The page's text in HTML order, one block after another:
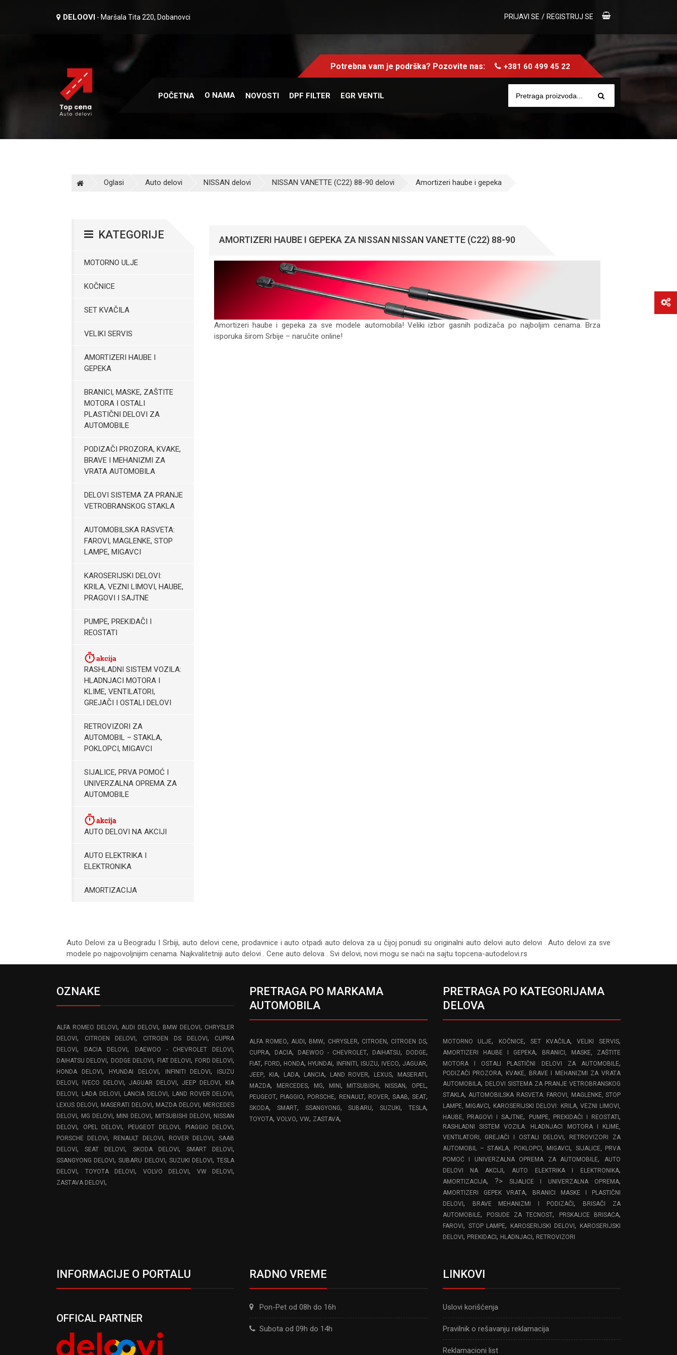
DELOOVI - Maršala Tita 220, Dobanovci PRIJAVI SE / REGISTRUJ SE
Potrebna vam je podrška? Pozovite nas: +381 60 499 45 22
POČETNA O NAMA NOVOSTI DPF FILTER EGR VENTIL
Oglasi Auto delovi NISSAN delovi NISSAN VANETTE (C22) 88-90 delovi Amortizeri haube i gepeka
KATEGORIJE
MOTORNO ULJE
KOČNICE
SET KVAČILA
VELIKI SERVIS
AMORTIZERI HAUBE I
GEPEKA
BRANICI, MASKE, ZAŠTITE
MOTORA I OSTALI
PLASTIČNI DELOVI ZA
AUTOMOBILE
PODIZAČI PROZORA, KVAKE,
BRAVE I MEHANIZMI ZA
VRATA AUTOMOBILA
DELOVI SISTEMA ZA PRANJE
VETROBRANSKOG STAKLA
AUTOMOBILSKA RASVETA:
FAROVI, MAGLENKE, STOP
LAMPE, MIGAVCI
KAROSERIJSKI DELOVI:
KRILA, VEZNI LIMOVI, HAUBE,
PRAGOVI I SAJTNE
PUMPE, PREKIDAČI I
REOSTATI
RASHLADNI SISTEM VOZILA:
HLADNJACI MOTORA I
KLIME, VENTILATORI,
GREJAČI I OSTALI DELOVI
RETROVIZORI ZA
AUTOMOBIL – STAKLA,
POKLOPCI, MIGAVCI
SIJALICE, PRVA POMOĆ I
UNIVERZALNA OPREMA ZA
AUTOMOBILE
AUTO DELOVI NA AKCIJI
AUTO ELEKTRIKA I
ELEKTRONIKA
AMORTIZACIJA
AMORTIZERI HAUBE I GEPEKA ZA NISSAN NISSAN VANETTE (C22) 88-90
Amortizeri haube i gepeka za sve modele automobila! Veliki izbor gasnih podizača po najboljim cenama. Brza
isporuka širom Srbije – naručite online!
Auto Delovi za u Beogradu I Srbiji, auto delovi cene, prodavnice i auto otpadi auto delova za u čijoj ponudi su originalni auto delovi auto delovi . Auto delovi za sve
modele po najpovoljnijim cenama. Najkvalitetniji auto delovi . Cene auto delova . Svi delovi, novi mogu se naći na sajtu topcena-autodelovi.rs
OZNAKE
ALFA ROMEO DELOVI ,AUDI DELOVI, BMW DELOVI , CHRYSLER
DELOVI , CITROEN DELOVI, CITROEN DS DELOVI ,
CUPRA
DELOVI , DACIA DELOVI, DAEWOO - CHEVROLET DELOVI,
DAIHATSU DELOVI, DODGE DELOVI, FIAT DELOVI, FORD DELOVI,
HONDA DELOVI , HYUNDAI DELOVI , INFINITI DELOVI,
ISUZU
DELOVI , IVECO DELOVI ,JAGUAR DELOVI ,JEEP DELOVI ,
KIA
DELOVI , LADA DELOVI , LANCIA DELOVI, LAND ROVER DELOVI,
LEXUS DELOVI , MASERATI DELOVI , MAZDA DELOVI , MERCEDES
DELOVI , MG DELOVI , MINI DELOVI, MITSUBISHI DELOVI , NISSAN
DELOVI , OPEL DELOVI, PEUGEOT DELOVI , PIAGGIO DELOVI,
PORSCHE DELOVI, RENAULT DELOVI , ROVER DELOVI,SAAB
DELOVI ,SEAT DELOVI, SKODA DELOVI ,SMART DELOVI,
SSANGYONG DELOVI,SUBARU DELOVI , SUZUKI DELOVI,TESLA
DELOVI , TOYOTA DELOVI, VOLVO DELOVI, VW DELOVI,
ZASTAVA DELOVI ,
PRETRAGA PO MARKAMA
AUTOMOBILA
ALFA ROMEO,AUDI, BMW, CHRYSLER, CITROEN, CITROEN DS,
CUPRA, DACIA, DAEWOO - CHEVROLET, DAIHATSU, DODGE,
FIAT, FORD, HONDA, HYUNDAI, INFINITI , ISUZU, IVECO, JAGUAR,
JEEP, KIA, LADA, LANCIA, LAND ROVER, LEXUS, MASERATI ,
MAZDA, MERCEDES, MG, MINI , MITSUBISHI, NISSAN, OPEL,
PEUGEOT, PIAGGIO, PORSCHE, RENAULT, ROVER, SAAB, SEAT,
SKODA, SMART, SSANGYONG,SUBARU,SUZUKI, TESLA,
TOYOTA,VOLVO,VW, ZASTAVA,
PRETRAGA PO KATEGORIJAMA
DELOVA
MOTORNO ULJE, KOČNICE,SET KVAČILA,VELIKI SERVIS,
AMORTIZERI HAUBE I GEPEKA,
BRANICI, MASKE, ZAŠTITE
MOTORA I OSTALI PLASTIČNI DELOVI ZA AUTOMOBILE,
PODIZAČI PROZORA, KVAKE, BRAVE I MEHANIZMI ZA VRATA
AUTOMOBILA, DELOVI SISTEMA ZA PRANJE VETROBRANSKOG
STAKLA,AUTOMOBILSKA RASVETA: FAROVI, MAGLENKE, STOP
LAMPE, MIGAVCI , KAROSERIJSKI DELOVI: KRILA, VEZNI LIMOVI,
HAUBE, PRAGOVI I SAJTNE, PUMPE, PREKIDAČI I REOSTATI,
RASHLADNI SISTEM VOZILA: HLADNJACI MOTORA I KLIME,
VENTILATORI, GREJAČI I OSTALI DELOVI ,
RETROVIZORI ZA
AUTOMOBIL – STAKLA, POKLOPCI, MIGAVCI,
SIJALICE, PRVA
POMOĆ I UNIVERZALNA OPREMA ZA AUTOMOBILE,
AUTO
DELOVI NA AKCIJI ,AUTO ELEKTRIKA I ELEKTRONIKA,
AMORTIZACIJA, ?>SIJALICE I UNIVERZALNA OPREMA,
AMORTIZERI GEPEK VRATA,
BRANICI MASKE I PLASTIČNI
DELOVI , BRAVE MEHANIZMI I PODIZAČI,
BRISAČI ZA
AUTOMOBILE, POSUDE ZA TECNOST, PRSKALICE BRISACA,
FAROVI , STOP LAMPE, KAROSERIJSKI DELOVI,
KAROSERIJSKI
DELOVI , PREKIDACI , HLADNJACI , RETROVIZORI
INFORMACIJE O PORTALU
OFFICAL PARTNER
RADNO VREME
Pon-Pet od 08h do 16h
Subota od 09h do 14h
LINKOVI
Uslovi korišćenja
Pravilnik o rešavanju reklamacija
Reklamacioni list